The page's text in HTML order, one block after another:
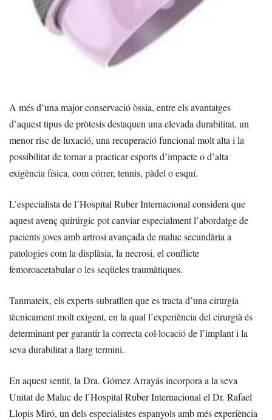
A més d’una major conservació òssia, entre els avantatges
d’aquest tipus de pròtesis destaquen una elevada durabilitat, un
menor risc de luxació, una recuperació funcional molt alta i la
possibilitat de tornar a practicar esports d’impacte o d’alta
exigència física, com córrer, tennis, pàdel o esquí.
L’especialista de l’Hospital Ruber Internacional considera que
aquest avenç quirúrgic pot canviar especialment l’abordatge de
pacients joves amb artrosi avançada de maluc secundària a
patologies com la displàsia, la necrosi, el conflicte
femoroacetabular o les seqüeles traumàtiques.
Tanmateix, els experts subratllen que es tracta d’una cirurgia
tècnicament molt exigent, en la qual l’experiència del cirurgià és
determinant per garantir la correcta col·locació de l’implant i la
seva durabilitat a llarg termini.
En aquest sentit, la Dra. Gómez Arrayás incorpora a la seva
Unitat de Maluc de l’Hospital Ruber Internacional el Dr. Rafael
Llopis Miró, un dels especialistes espanyols amb més experiència